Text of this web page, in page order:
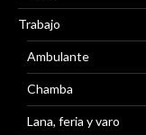
Trabajo
Ambulante
Chamba
Lana, feria y varo